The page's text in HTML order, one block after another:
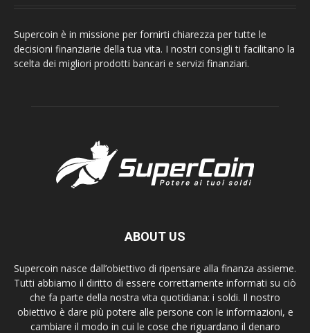
Supercoin è in missione per fornirti chiarezza per tutte le
decisioni finanziarie della tua vita. I nostri consigli ti facilitano la
scelta dei migliori prodotti bancari e servizi finanziari.
ABOUT US
Supercoin nasce dall’obiettivo di ripensare alla finanza assieme.
Tutti abbiamo il diritto di essere correttamente informati su ciò
che fa parte della nostra vita quotidiana: i soldi. Il nostro
obiettivo è dare più potere alle persone con le informazioni, e
cambiare il modo in cui le cose che riguardano il denaro